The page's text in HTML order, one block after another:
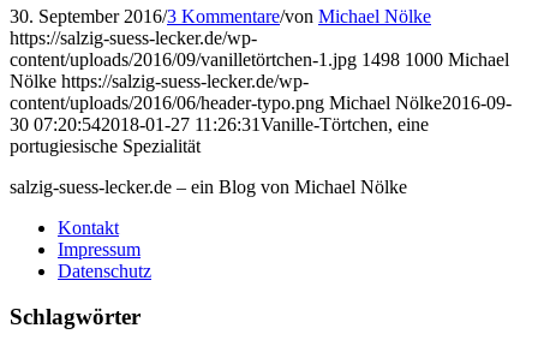
30. September 2016/3 Kommentare/von Michael Nölke
https://salzig-suess-lecker.de/wp-
content/uploads/2016/09/vanilletörtchen-1.jpg 1498 1000 Michael
Nölke https://salzig-suess-lecker.de/wp-
content/uploads/2016/06/header-typo.png Michael Nölke2016-09-
30 07:20:542018-01-27 11:26:31Vanille-Törtchen, eine
portugiesische Spezialität
salzig-suess-lecker.de – ein Blog von Michael Nölke
Kontakt
Impressum
Datenschutz
Schlagwörter